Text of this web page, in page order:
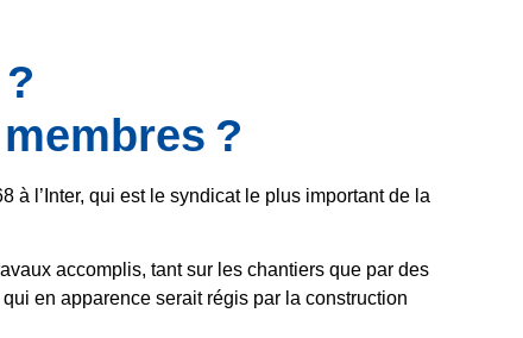
?
?
à l’ Inter, qui est le syndicat le plus important de la
accomplis, tant sur les chantiers que par des
en apparence serait régis par la construction